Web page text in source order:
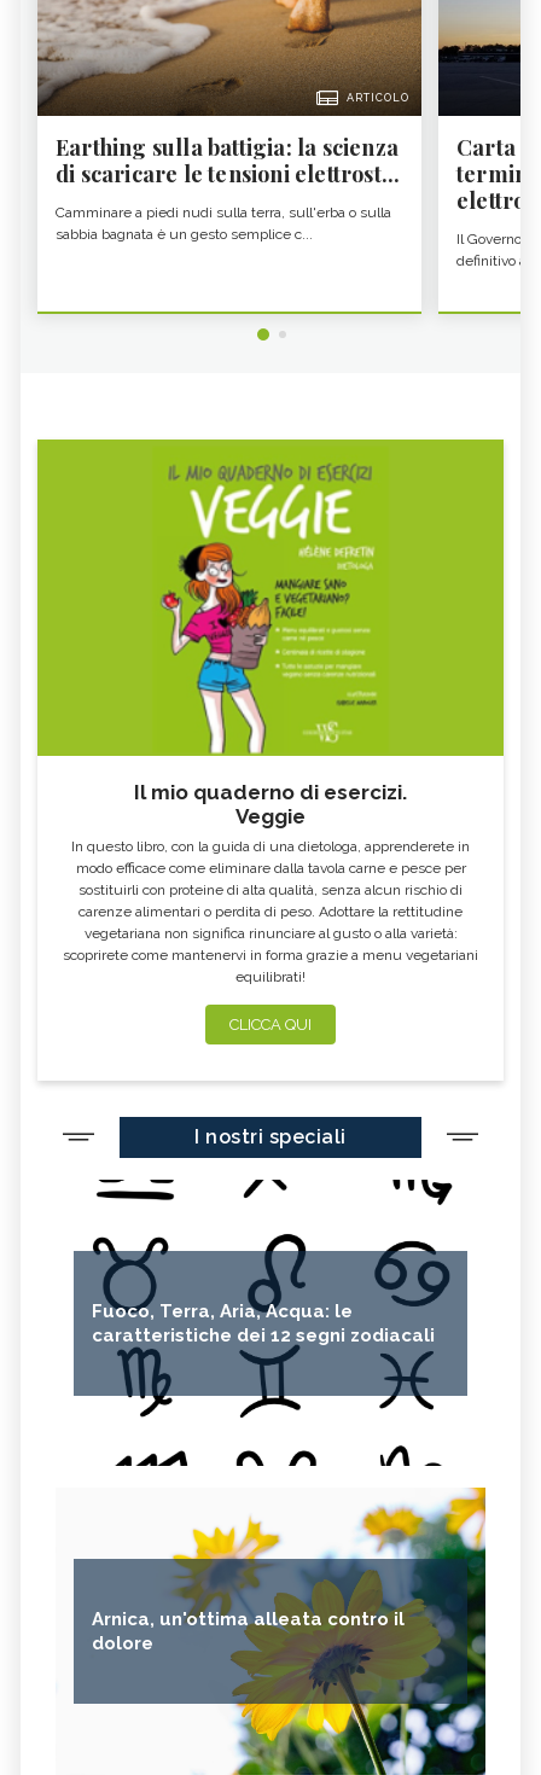
ARTICOLO
Earthing sulla battigia: la scienza
di scaricare le tensioni elettrost...
Camminare a piedi nudi sulla terra, sull'erba o sulla
sabbia bagnata è un gesto semplice c...
Carta
Il Governo
definitivo
Il mio quaderno di esercizi.
Veggie
In questo libro, con la guida di una dietologa, apprenderete in
modo efficace come eliminare dalla tavola carne e pesce per
sostituirli con proteine di alta qualità, senza alcun rischio di
carenze alimentari o perdita di peso. Adottare la rettitudine
vegetariana non significa rinunciare al gusto o alla varietà:
scoprirete come mantenervi in forma grazie a menu vegetariani
equilibrati!
CLICCA QUI
I nostri speciali
Fuoco, Terra, Aria, Acqua: le
caratteristiche dei 12 segni zodiacali
Arnica, un'ottima alleata contro il
dolore